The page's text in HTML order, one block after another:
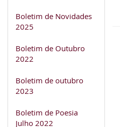
Boletim de Novidades
2025
Boletim de Outubro
2022
Boletim de outubro
2023
Boletim de Poesia
Julho 2022